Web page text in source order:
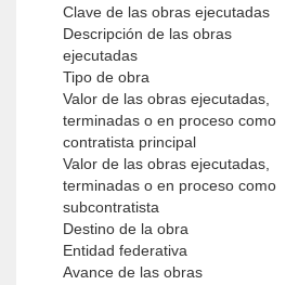
Clave de las obras ejecutadas
Descripción de las obras
ejecutadas
Tipo de obra
Valor de las obras ejecutadas,
terminadas o en proceso como
contratista principal
Valor de las obras ejecutadas,
terminadas o en proceso como
subcontratista
Destino de la obra
Entidad federativa
Avance de las obras